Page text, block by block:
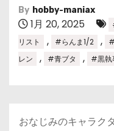
By hobby-maniax
1月 20, 2025
リスト
, #らんま1/2 ,
レン
, #青ブタ , #黒執
おなじみのキャラク